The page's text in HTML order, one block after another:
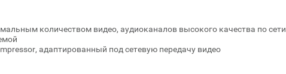
количеством видео, аудиоканалов высокого качества по сети
адаптированный под сетевую передачу видео